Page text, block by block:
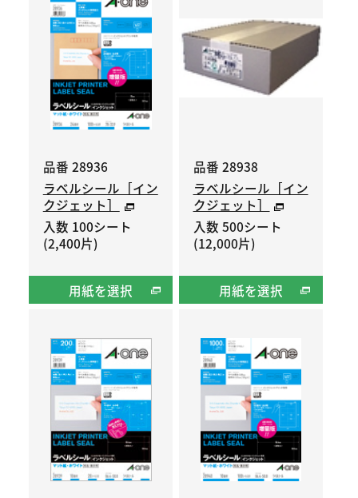
品番 28936
ラベルシール［イン
クジェット］
入数 100シート
(2,400片)
用紙を選択
品番 28938
ラベルシール［イン
クジェット］
入数 500シート
(12,000片)
用紙を選択